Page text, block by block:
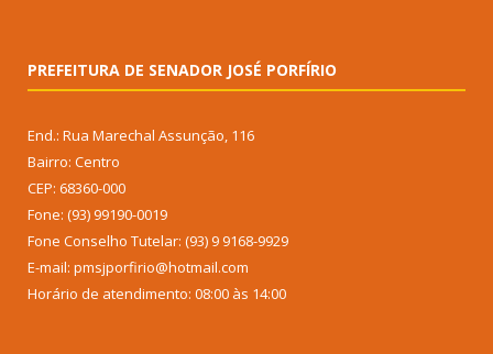
PREFEITURA DE SENADOR JOSÉ PORFÍRIO
End.: Rua Marechal Assunção, 116
Bairro: Centro
CEP: 68360-000
Fone: (93) 99190-0019
Fone Conselho Tutelar: (93) 9 9168-9929
E-mail: pmsjporfirio@hotmail.com
Horário de atendimento: 08:00 às 14:00